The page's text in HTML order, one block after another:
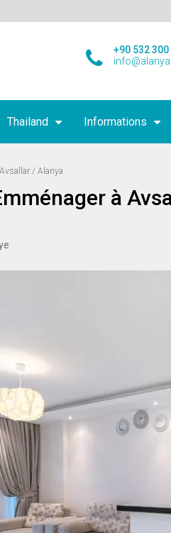
+90 532 300
Thailand Informations
/ Alanya
à